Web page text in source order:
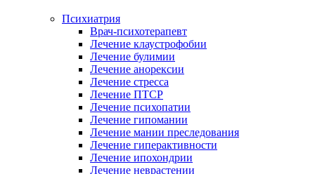
Психиатрия
Врач-психотерапевт
Лечение клаустрофобии
Лечение булимии
Лечение анорексии
Лечение стресса
Лечение ПТСР
Лечение психопатии
Лечение гипомании
Лечение мании преследования
Лечение гиперактивности
Лечение ипохондрии
Лечение неврастении